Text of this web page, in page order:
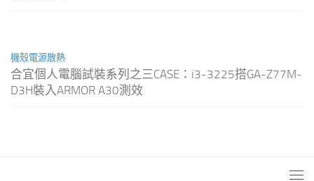
機殼電源散熱
合宜個人電腦試裝系列之三CASE：i3-3225搭GA-Z77M-
D3H裝入ARMOR A30測效